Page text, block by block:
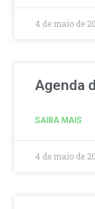
4 de maio de
Agenda
SAIBA MAIS
4 de maio de